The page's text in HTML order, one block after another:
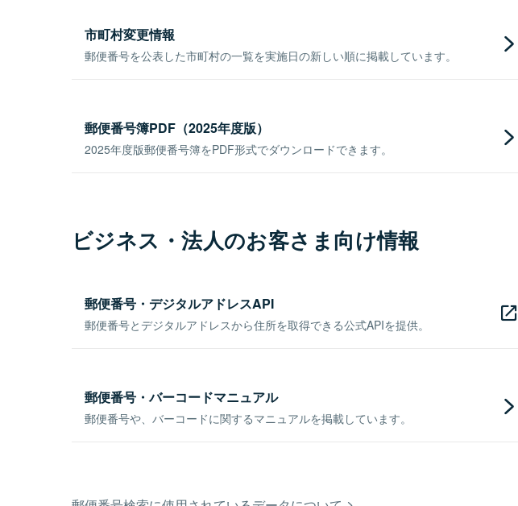
市町村変更情報
郵便番号を公表した市町村の一覧を実施日の新しい順に掲載しています。
郵便番号簿PDF（2025年度版）
2025年度版郵便番号簿をPDF形式でダウンロードできます。
ビジネス・法人のお客さま向け情報
郵便番号・デジタルアドレスAPI
郵便番号とデジタルアドレスから住所を取得できる公式APIを提供。
郵便番号・バーコードマニュアル
郵便番号や、バーコードに関するマニュアルを掲載しています。